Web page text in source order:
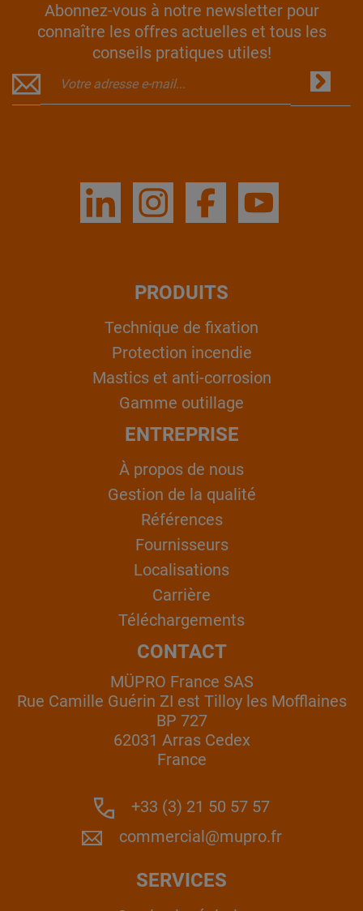
Abonnez-vous à notre newsletter pour
connaître les offres actuelles et tous les
conseils pratiques utiles!
PRODUITS
Technique de fixation
Protection incendie
Mastics et anti-corrosion
Gamme outillage
ENTREPRISE
À propos de nous
Gestion de la qualité
Références
Fournisseurs
Localisations
Carrière
Téléchargements
CONTACT
MÜPRO France SAS
Rue Camille Guérin ZI est Tilloy les Mofflaines
BP 727
62031 Arras Cedex
France
+33 (3) 21 50 57 57
commercial@mupro.fr
SERVICES